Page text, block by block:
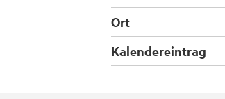
Ort
Kalendereintrag